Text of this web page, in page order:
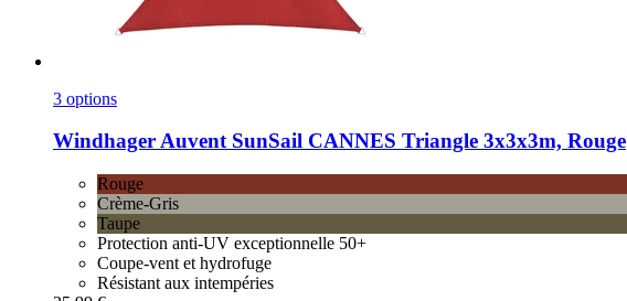
3 options
WindhagerAuvent SunSail CANNES Triangle 3x3x3m, Rouge
Rouge
Crème-Gris
Taupe
Protection anti-UV exceptionnelle 50+
Coupe-vent et hydrofuge
Résistant aux intempéries